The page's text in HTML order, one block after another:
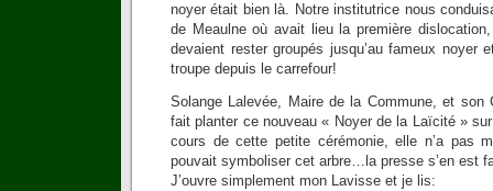
noyer était bien là. Notre institutrice nous
de Meaulne où avait lieu la première
devaient rester groupés jusqu’au fameux noyer
troupe depuis le carrefour!
Solange Lalevée, Maire de la Commune, et son
fait planter ce nouveau « Noyer de la Laïcité »
cours de cette petite cérémonie, elle n’a pas
pouvait symboliser cet arbre…la presse s’en est
J’ouvre simplement mon Lavisse et je lis: